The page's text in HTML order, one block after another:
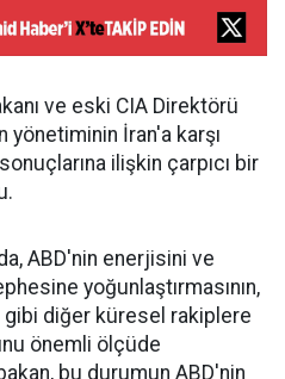
ve eski CIA Direktörü
yönetiminin İran'a karşı
ilişkin çarpıcı bir
ABD'nin enerjisini ve
yoğunlaştırmasının,
gibi diğer küresel rakiplere
önemli ölçüde
bu durumun ABD'nin